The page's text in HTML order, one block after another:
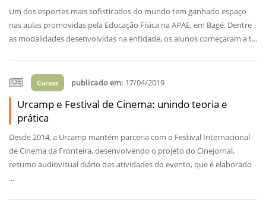
Um dos esportes mais sofisticados do mundo tem ganhado espaço
nas aulas promovidas pela Educação Física na APAE, em Bagé. Dentre
as modalidades desenvolvidas na entidade, os alunos começaram a t...
Cursos publicado em: 17/04/2019
Urcamp e Festival de Cinema: unindo teoria e
prática
Desde 2014, a Urcamp mantém parceria com o Festival Internacional
de Cinema da Fronteira, desenvolvendo o projeto do Cinejornal,
resumo audiovisual diário das atividades do evento, que é elaborado
...